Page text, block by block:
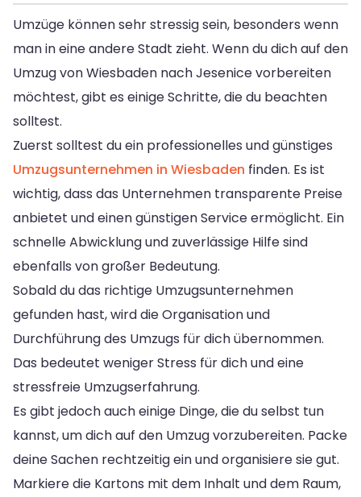
Umzüge können sehr stressig sein, besonders wenn
man in eine andere Stadt zieht. Wenn du dich auf den
Umzug von Wiesbaden nach Jesenice vorbereiten
möchtest, gibt es einige Schritte, die du beachten
solltest.
Zuerst solltest du ein professionelles und günstiges
Umzugsunternehmen in Wiesbaden finden. Es ist
wichtig, dass das Unternehmen transparente Preise
anbietet und einen günstigen Service ermöglicht. Ein
schnelle Abwicklung und zuverlässige Hilfe sind
ebenfalls von großer Bedeutung.
Sobald du das richtige Umzugsunternehmen
gefunden hast, wird die Organisation und
Durchführung des Umzugs für dich übernommen.
Das bedeutet weniger Stress für dich und eine
stressfreie Umzugserfahrung.
Es gibt jedoch auch einige Dinge, die du selbst tun
kannst, um dich auf den Umzug vorzubereiten. Packe
deine Sachen rechtzeitig ein und organisiere sie gut.
Markiere die Kartons mit dem Inhalt und dem Raum,